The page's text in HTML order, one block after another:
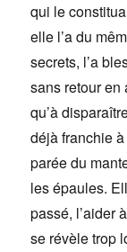
qui le
elle l’a du
secrets, l’a
sans retour
qu’à
déjà franchie à
parée du
les épaules.
passé, l’aider
se révèle trop